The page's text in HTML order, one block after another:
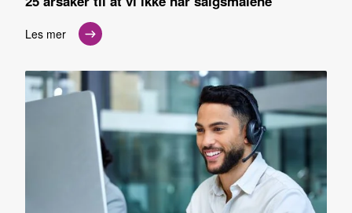
Les mer